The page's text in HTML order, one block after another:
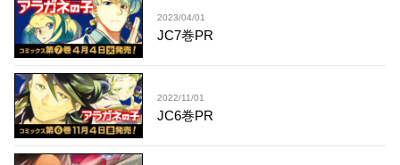
2023/04/01
JC7巻PR
2022/11/01
JC6巻PR